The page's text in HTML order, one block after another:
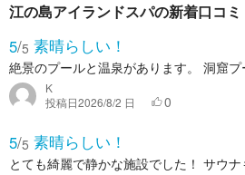
江の島アイランドスパの新着口コミ
5/5 素晴らしい！
絶景のプールと温泉があります。 洞窟プ
K
投稿日2026/8/2 日 0
5/5 素晴らしい！
とても綺麗で静かな施設でした！ サウ